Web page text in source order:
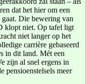
dat het hier om een
Die bewering van
klopt niet. Op tafel ligt
niet langer op het
carrière gebaseerd
in dit land. Mét een
zijn al snel ergens in
pensioenstelsels meer